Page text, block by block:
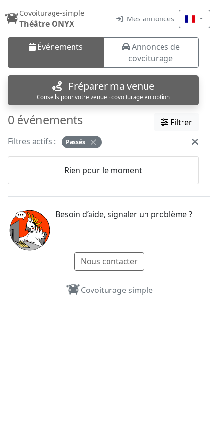
Covoiturage-simple
Théâtre ONYX Mes annonces
Événements
Annonces de
covoiturage
Préparer ma venue
Conseils pour votre venue · covoiturage en option
0 événements
Filtrer
Filtres actifs :
Passés
Rien pour le moment
Besoin d’aide, signaler un problème ?
Nous contacter
Covoiturage-simple